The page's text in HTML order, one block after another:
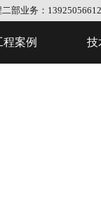
部业务：13925056612
程案例 技